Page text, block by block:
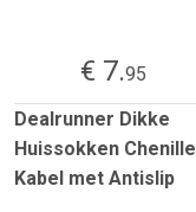
€ 7.95
Dealrunner Dikke
Huissokken Chenille
Kabel met Antislip